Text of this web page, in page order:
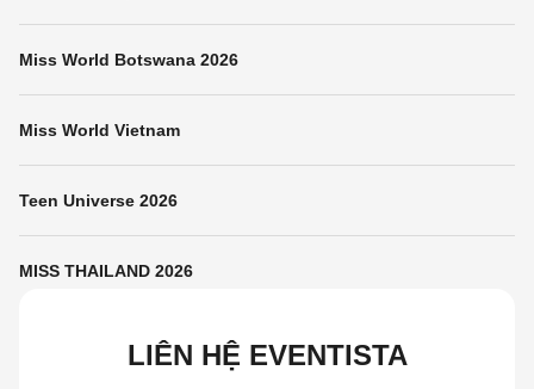
Miss World Botswana 2026
Miss World Vietnam
Teen Universe 2026
MISS THAILAND 2026
LIÊN HỆ EVENTISTA